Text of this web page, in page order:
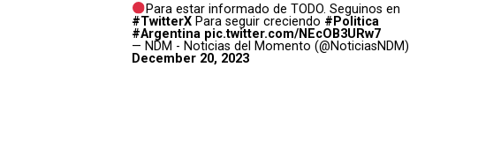
Para estar informado de TODO. Seguinos en
#TwitterX Para seguir creciendo #Politica
#Argentina pic.twitter.com/NEcOB3URw7
— NDM - Noticias del Momento (@NoticiasNDM)
December 20, 2023